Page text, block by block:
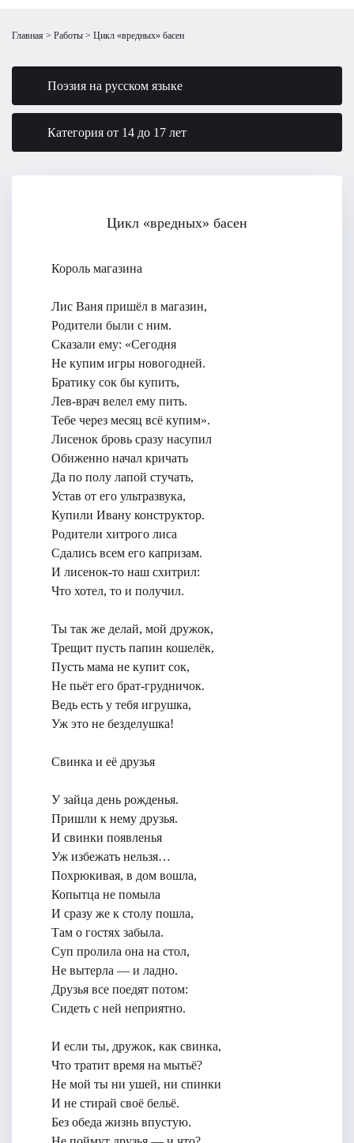
Главная Работы Цикл «вредных» басен
Поэзия на русском языке
Категория от 14 до 17 лет
Цикл «вредных» басен
Король магазина
Лис Ваня пришёл в магазин,
Родители были с ним.
Сказали ему: «Сегодня
Не купим игры новогодней.
Братику сок бы купить,
Лев-врач велел ему пить.
Тебе через месяц всё купим».
Лисенок бровь сразу насупил
Обиженно начал кричать
Да по полу лапой стучать,
Устав от его ультразвука,
Купили Ивану конструктор.
Родители хитрого лиса
Сдались всем его капризам.
И лисенок-то наш схитрил:
Что хотел, то и получил.
Ты так же делай, мой дружок,
Трещит пусть папин кошелёк,
Пусть мама не купит сок,
Не пьёт его брат-грудничок.
Ведь есть у тебя игрушка,
Уж это не безделушка!
Свинка и её друзья
У зайца день рожденья.
Пришли к нему друзья.
И свинки появленья
Уж избежать нельзя…
Похрюкивая, в дом вошла,
Копытца не помыла
И сразу же к столу пошла,
Там о гостях забыла.
Суп пролила она на стол,
Не вытерла — и ладно.
Друзья все поедят потом:
Сидеть с ней неприятно.
И если ты, дружок, как свинка,
Что тратит время на мытьё?
Не мой ты ни ушей, ни спинки
И не стирай своё бельё.
Без обеда жизнь впустую.